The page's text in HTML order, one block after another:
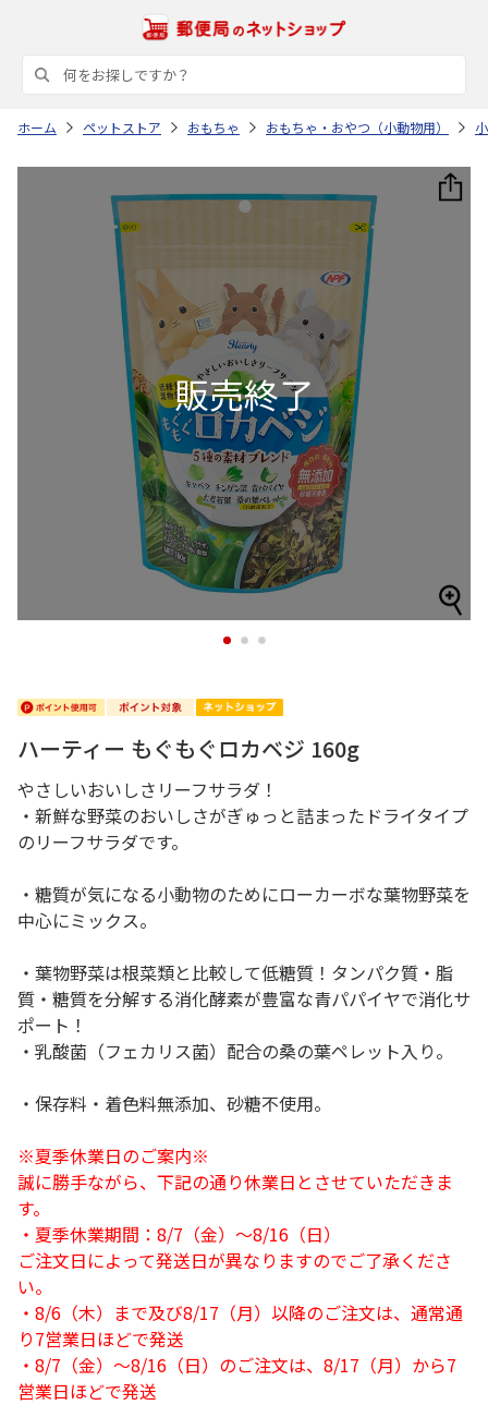
ホーム ペットストア おもちゃ おもちゃ・おやつ（小動物用）
1 2 3
ハーティー もぐもぐロカベジ 160g
やさしいおいしさリーフサラダ！
・新鮮な野菜のおいしさがぎゅっと詰まったドライタイプ
のリーフサラダです。
・糖質が気になる小動物のためにローカーボな葉物野菜を
中心にミックス。
・葉物野菜は根菜類と比較して低糖質！タンパク質・脂
質・糖質を分解する消化酵素が豊富な青パパイヤで消化サ
ポート！
・乳酸菌（フェカリス菌）配合の桑の葉ペレット入り。
・保存料・着色料無添加、砂糖不使用。
※夏季休業日のご案内※
誠に勝手ながら、下記の通り休業日とさせていただきま
す。
・夏季休業期間：8/7（金）～8/16（日）
ご注文日によって発送日が異なりますのでご了承くださ
い。
・8/6（木）まで及び8/17（月）以降のご注文は、通常通
り7営業日ほどで発送
・8/7（金）～8/16（日）のご注文は、8/17（月）から7
営業日ほどで発送